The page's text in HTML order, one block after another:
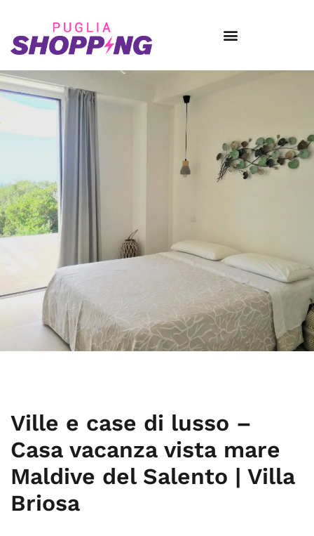
Ville e case di lusso –
Casa vacanza vista mare
Maldive del Salento | Villa
Briosa